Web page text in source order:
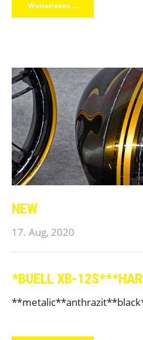
Weiterlesen …
NEW
17. Aug, 2020
*BUELL XB-